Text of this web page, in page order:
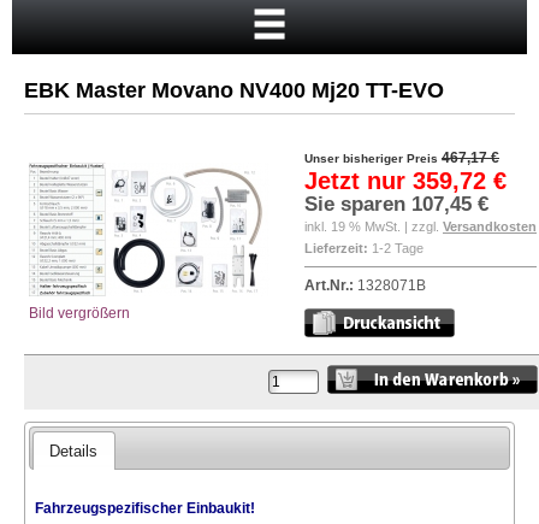
Kasse
Anmelden
EBK Master Movano NV400 Mj20 TT-EVO
Bild vergrößern
Unser bisheriger Preis 467,17 €
Jetzt nur 359,72 €
Sie sparen 107,45 €
inkl. 19 % MwSt. | zzgl. Versandkosten
Lieferzeit: 1-2 Tage
Art.Nr.: 1328071B
Details
Fahrzeugspezifischer Einbaukit!